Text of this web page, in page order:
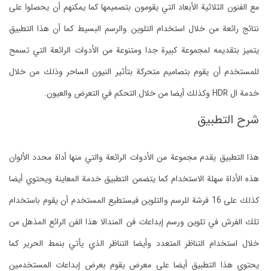
مع الفنون الثلاثية الأبعاد التي يقومون بتصميمها كما يمكنهم أن يحصلوا على
نتائج رائعة من خلال استخدام التلوين والرسم البسيط كما أن هذا التطبيق
يتميز بتقديمه لمجموعة كبيرة جدا ومتنوعة من الأدوات الرائعة التي تسمح
للمستخدم أن يقوم بتصاميم متحركة بتأثير النيون الساحر وذلك من خلال
خدمة ال HDR وكذلك أيضا من خلال التحكم في التعرض والعيون.
شرح التطبيق
هذا التطبيق يقدم مجموعة من الأدوات الرائعة والتي منها أداة محدد الألوان
هذه الأداة سهلة الاستخدام كما يتضمن التطبيق خدمة المعاينة ويحتوي أيضا
كذلك على 16 فرشة للرسم والتلوين فيستطيع المستخدم أن يقوم باستخدام
تلك الفرش في تلوين ورسم إبداعات فن المندالا هذا الفن الرائع المذهل من
خلال استخدام التناظر المتعدد وأيضا التناظر الذي يأتي بنمط الحرير كما
يحتوي هذا التطبيق أيضا على معرض يقوم بعرض إبداعات المستخدمين